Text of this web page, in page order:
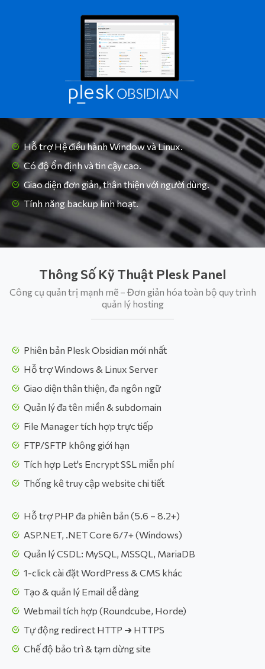
Hỗ trợ Hệ điều hành Window và Linux.
Có độ ổn định và tin cậy cao.
Giao diện đơn giản, thân thiện với người dùng.
Tính năng backup linh hoạt.
Thông Số Kỹ Thuật Plesk Panel
Công cụ quản trị mạnh mẽ – Đơn giản hóa toàn bộ quy trình
quản lý hosting
Phiên bản Plesk Obsidian mới nhất
Hỗ trợ Windows & Linux Server
Giao diện thân thiện, đa ngôn ngữ
Quản lý đa tên miền & subdomain
File Manager tích hợp trực tiếp
FTP/SFTP không giới hạn
Tích hợp Let's Encrypt SSL miễn phí
Thống kê truy cập website chi tiết
Hỗ trợ PHP đa phiên bản (5.6 – 8.2+)
ASP.NET, .NET Core 6/7+ (Windows)
Quản lý CSDL: MySQL, MSSQL, MariaDB
1-click cài đặt WordPress & CMS khác
Tạo & quản lý Email dễ dàng
Webmail tích hợp (Roundcube, Horde)
Tự động redirect HTTP ➜ HTTPS
Chế độ bảo trì & tạm dừng site